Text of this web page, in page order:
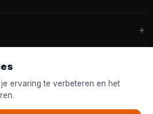
ervaring te verbeteren en het